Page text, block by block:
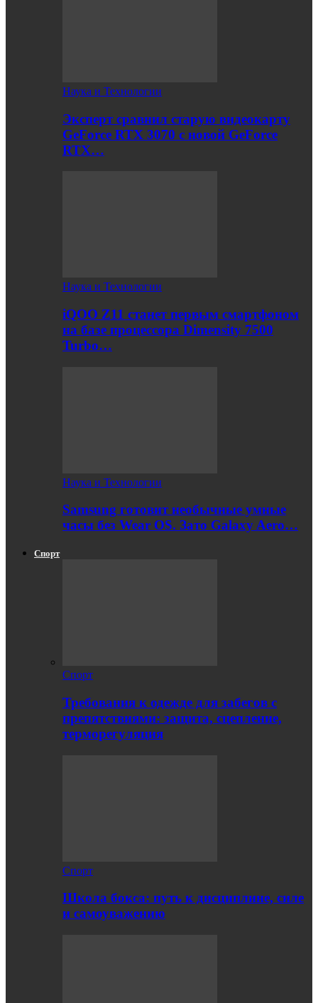
Наука и Технологии
Эксперт сравнил старую видеокарту
GeForce RTX 3070 с новой GeForce
RTX…
Наука и Технологии
iQOO Z11 станет первым смартфоном
на базе процессора Dimensity 7500
Turbo…
Наука и Технологии
Samsung готовит необычные умные
часы без Wear OS. Зато Galaxy Aero…
Спорт
Спорт
Требования к одежде для забегов с
препятствиями: защита, сцепление,
терморегуляция
Спорт
Школа бокса: путь к дисциплине, силе
и самоуважению